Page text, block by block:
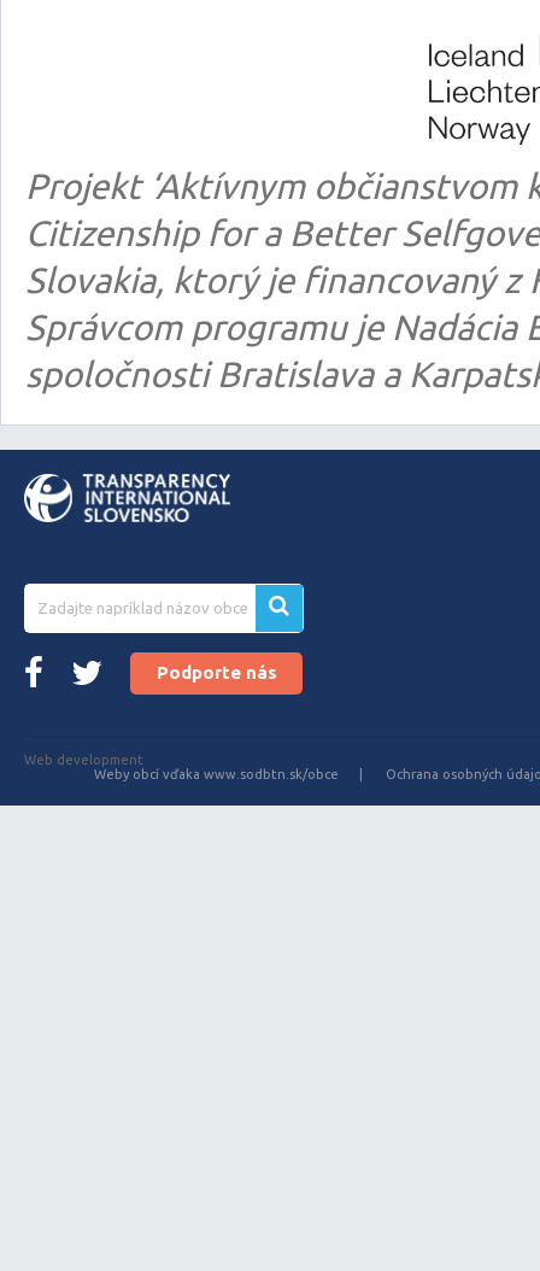
Projekt ‘Aktívnym občianstvom
Citizenship for a Better
Slovakia, ktorý je financovaný z
Správcom programu je
spoločnosti Bratislava a
Podporte nás
Web development
Weby obcí vďaka www.sodbtn.sk/obce
Ochrana osobných